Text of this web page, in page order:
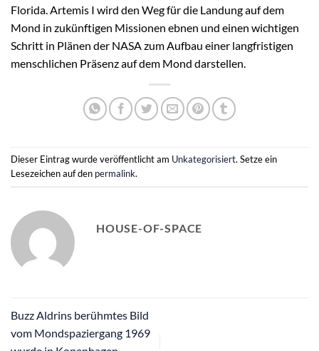
Florida. Artemis I wird den Weg für die Landung auf dem
Mond in zukünftigen Missionen ebnen und einen wichtigen
Schritt in Plänen der NASA zum Aufbau einer langfristigen
menschlichen Präsenz auf dem Mond darstellen.
Dieser Eintrag wurde veröffentlicht am Unkategorisiert. Setze ein
Lesezeichen auf den permalink.
HOUSE-OF-SPACE
Buzz Aldrins berühmtes Bild
vom Mondspaziergang 1969